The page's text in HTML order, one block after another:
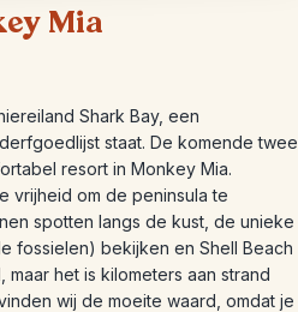
Mia
Shark Bay, een
staat. De komende twee
resort in Monkey Mia.
vrijheid om de peninsula te
spotten langs de kust, de unieke
fossielen) bekijken en Shell Beach
het is kilometers aan strand
wij de moeite waard, omdat je